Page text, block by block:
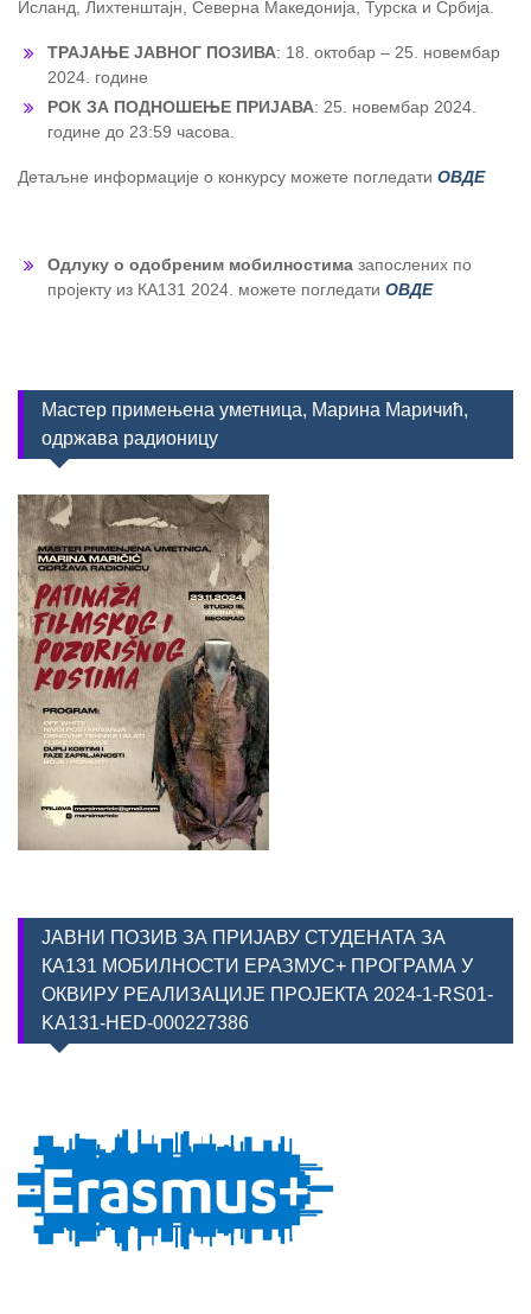
Исланд, Лихтенштајн, Северна Македонија, Турска и Србија.
ТРАЈАЊЕ ЈАВНОГ ПОЗИВА: 18. октобар – 25. новембар
2024. године
РОК ЗА ПОДНОШЕЊЕ ПРИЈАВА: 25. новембар 2024.
године до 23:59 часова.
Детаљне информације о конкурсу можете погледати ОВДЕ
Одлуку о одобреним мобилностима запослених по
пројекту из КА131 2024. можете погледати ОВДЕ
Мастер примењена уметница, Марина Маричић,
одржава радионицу
ЈАВНИ ПОЗИВ ЗА ПРИЈАВУ СТУДЕНАТА ЗА
КА131 МОБИЛНОСТИ ЕРАЗМУС+ ПРОГРАМА У
ОКВИРУ РЕАЛИЗАЦИЈЕ ПРОЈЕКТА 2024-1-RS01-
KA131-HED-000227386